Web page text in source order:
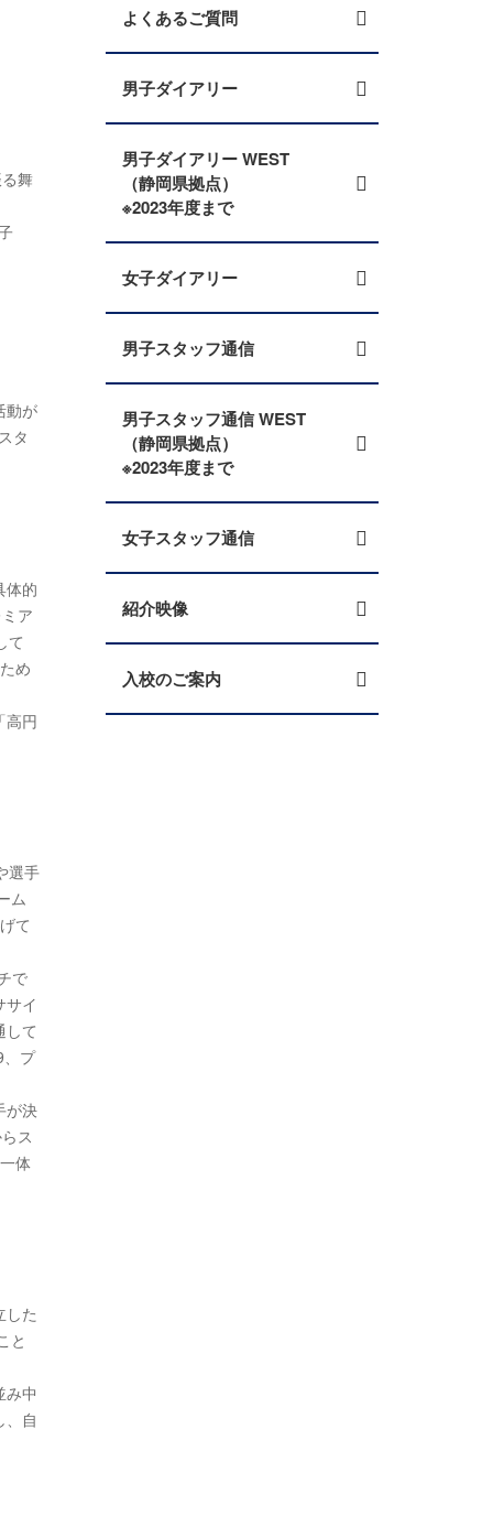
舞
動が
タ
体的
ア
て
め
高円
選手
ム
て
で
サイ
して
、プ
が決
ス
体
した
と
み中
、自
よくあるご質問
男子ダイアリー
男子ダイアリー WEST
（静岡県拠点）
※2023年度まで
女子ダイアリー
男子スタッフ通信
男子スタッフ通信 WEST
（静岡県拠点）
※2023年度まで
女子スタッフ通信
紹介映像
入校のご案内